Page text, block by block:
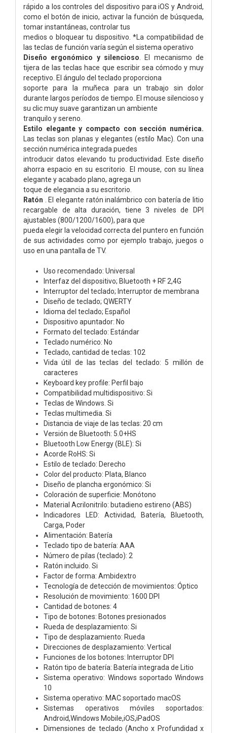
rápido a los controles del dispositivo para iOS y Android,
como el botón de inicio, activar la función de búsqueda,
tomar instantáneas, controlar tus
medios o bloquear tu dispositivo. *La compatibilidad de
las teclas de función varía según el sistema operativo
Diseño ergonómico y silencioso . El mecanismo de
tijera de las teclas hace que escribir sea cómodo y muy
receptivo. El ángulo del teclado proporciona
soporte para la muñeca para un trabajo sin dolor
durante largos períodos de tiempo. El mouse silencioso y
su clic muy suave garantizan un ambiente
tranquilo y sereno.
Estilo elegante y compacto con sección numérica.
Las teclas son planas y elegantes (estilo Mac). Con una
sección numérica integrada puedes
introducir datos elevando tu productividad. Este diseño
ahorra espacio en su escritorio. El mouse, con su línea
elegante y acabado plano, agrega un
toque de elegancia a su escritorio.
Ratón
. El elegante ratón inalámbrico con batería de litio
recargable de alta duración, tiene 3 niveles de DPI
ajustables (800/1200/1600), para que
pueda elegir la velocidad correcta del puntero en función
de sus actividades como por ejemplo trabajo, juegos o
uso en una pantalla de TV.
Uso recomendado: Universal
Interfaz del dispositivo; Bluetooth + RF 2,4G
Interruptor del teclado; Interruptor de membrana
Diseño de teclado; QWERTY
Idioma del teclado; Español
Dispositivo apuntador: No
Formato del teclado: Estándar
Teclado numérico: No
Teclado, cantidad de teclas: 102
Vida útil de las teclas del teclado: 5 millón de
caracteres
Keyboard key profile: Perfil bajo
Compatibilidad multidispositivo: Si
Teclas de Windows. Si
Teclas multimedia. Si
Distancia de viaje de las teclas: 20 cm
Versión de Bluetooth: 5.0+HS
Bluetooth Low Energy (BLE): Si
Acorde RoHS: Si
Estilo de teclado: Derecho
Color del producto: Plata, Blanco
Diseño de plancha ergonómico: Si
Coloración de superficie: Monótono
Material Acrilonitrilo: butadieno estireno (ABS)
Indicadores LED: Actividad, Batería, Bluetooth,
Carga, Poder
Alimentación: Batería
Teclado tipo de batería: AAA
Número de pilas (teclado): 2
Ratón incluido. Si
Factor de forma: Ambidextro
Tecnología de detección de movimientos: Óptico
Resolución de movimiento: 1600 DPI
Cantidad de botones: 4
Tipo de botones: Botones presionados
Rueda de desplazamiento: Si
Tipo de desplazamiento: Rueda
Direcciones de desplazamiento: Vertical
Funciones de los botones: Interruptor DPI
Ratón tipo de batería: Batería integrada de Litio
Sistema operativo: Windows soportado Windows
10
Sistema operativo: MAC soportado macOS
Sistemas operativos móviles soportados:
Android,Windows Mobile,iOS,iPadOS
Dimensiones de teclado (Ancho x Profundidad x